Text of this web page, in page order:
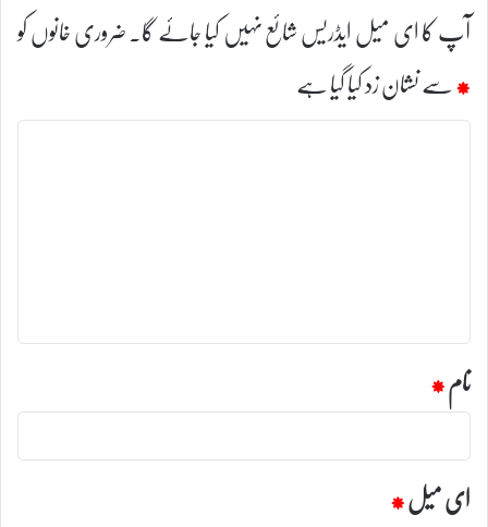
آپ کا ای میل ایڈریس شائع نہیں کیا جائے گا۔ضروری خانوں کو
*سے نشان زد کیا گیا ہے
ت
نام*
ای میل*